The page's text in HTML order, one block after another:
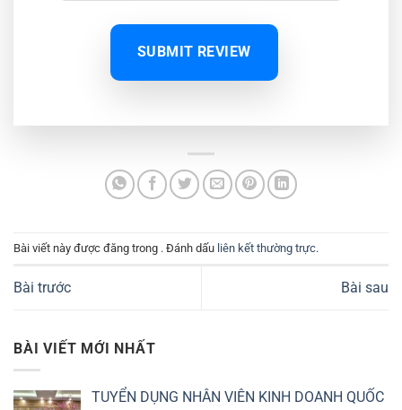
SUBMIT REVIEW
Bài viết này được đăng trong . Đánh dấu liên kết thường trực.
Bài trước Bài sau
BÀI VIẾT MỚI NHẤT
TUYỂN DỤNG NHÂN VIÊN KINH DOANH QUỐC